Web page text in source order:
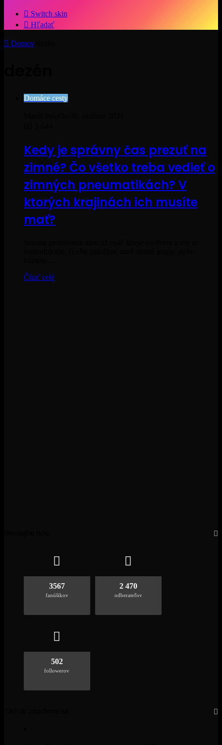
Switch skin
Hľadať
Domov
Domáce cesty
Kedy je správny čas prezuť na
zimné? Čo všetko treba vedieť o
zimných pneumatikách? V
ktorých krajinách ich musíte
mať?
Čítať celé
3567
fanúšikov
2 470
odberateľov
502
followerov